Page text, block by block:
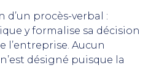
d’un procès-verbal :
y formalise sa décision
l’entreprise. Aucun
désigné puisque la